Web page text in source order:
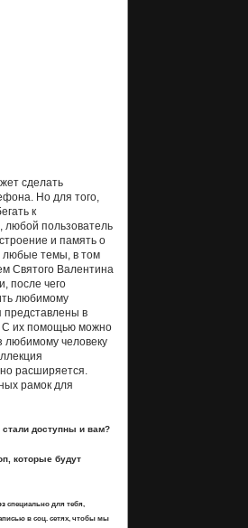
сделать
Но для того,
к
любой пользователь
и память о
любые темы, в том
Святого Валентина
после чего
любимому
представлены в
С их помощью можно
любимому человеку
расширяется.
рамок для
доступны и вам?
которые будут
специально для тебя,
в соц. сетях, чтобы мы